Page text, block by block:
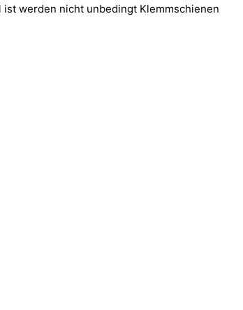
werden nicht unbedingt Klemmschienen